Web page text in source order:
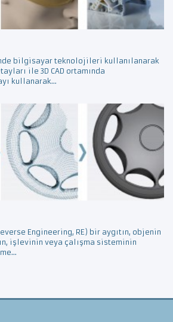
bilgisayar teknolojileri kullanılanarak
ile 3D CAD ortamında
kullanarak...
Engineering, RE) bir aygıtın, objenin
işlevinin veya çalışma sisteminin